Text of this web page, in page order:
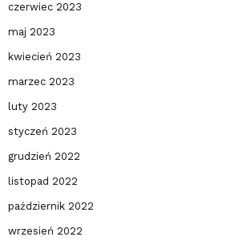
czerwiec 2023
maj 2023
kwiecień 2023
marzec 2023
luty 2023
styczeń 2023
grudzień 2022
listopad 2022
październik 2022
wrzesień 2022